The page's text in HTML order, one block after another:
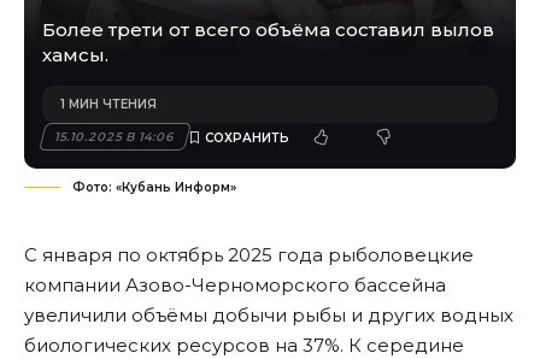
Более трети от всего объёма составил вылов
хамсы.
15.10.2025 В 14:06
1 МИН ЧТЕНИЯ
Фото: «Кубань Информ»
С января по октябрь 2025 года рыболовецкие
компании Азово-Черноморского бассейна
увеличили объёмы добычи рыбы и других водных
биологических ресурсов на 37%. К середине